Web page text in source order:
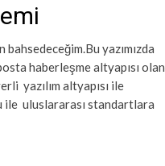
bahsedeceğim.Bu yazımızda
haberleşme altyapısı olan
yazılım altyapısı ile
ile uluslararası standartlara